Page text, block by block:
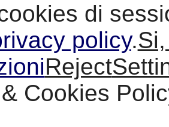
di
policy.
Reject
Cookies